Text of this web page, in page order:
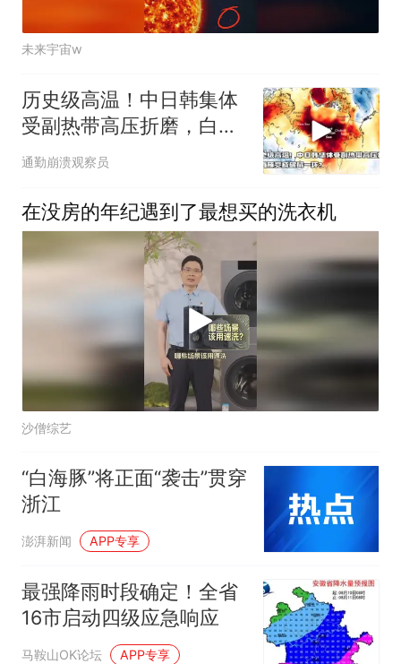
未来宇宙w
历史级高温！中日韩集体
受副热带高压折磨，白海
豚竟成破局一环？
通勤崩溃观察员
在没房的年纪遇到了最想买的洗衣机
沙僧综艺
“白海豚”将正面“袭击”贯穿
浙江
澎湃新闻 APP专享
最强降雨时段确定！全省
16市启动四级应急响应
马鞍山OK论坛 APP专享